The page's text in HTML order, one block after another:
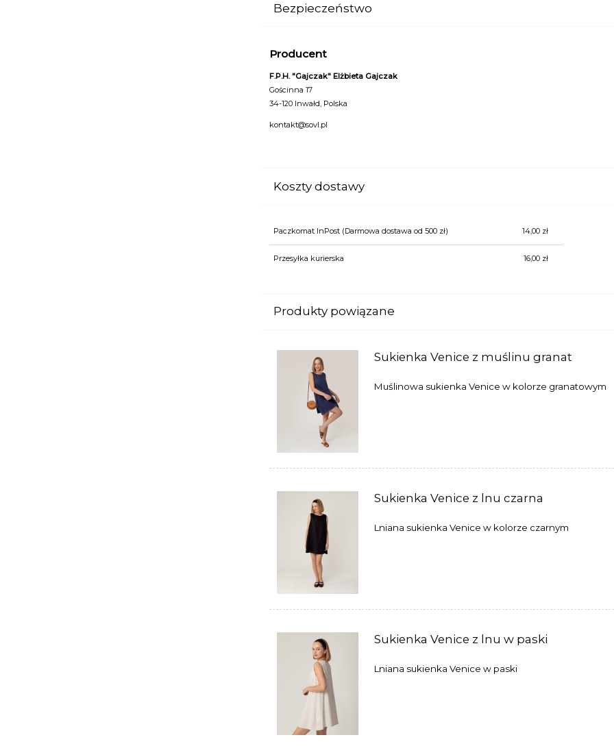
Bezpieczeństwo
Producent
F.P.H. "Gajczak" Elżbieta Gajczak
Gościnna 17
34-120 Inwałd, Polska
kontakt@sovl.pl
Koszty dostawy
Paczkomat InPost(Darmowa dostawa od 500 zł) 14,00 zł
Przesyłka kurierska 16,00 zł
Produkty powiązane
Sukienka Venice z muślinu granat
Muślinowa sukienka Venice w kolorze granatowym
Sukienka Venice z lnu czarna
Lniana sukienka Venice w kolorze czarnym
Sukienka Venice z lnu w paski
Lniana sukienka Venice w paski